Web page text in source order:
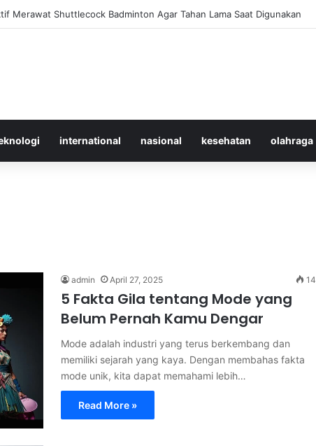
Merawat Shuttlecock Badminton Agar Tahan Lama Saat Digunakan
international nasional kesehatan olahraga
admin April 27, 2025 14
5 Fakta Gila tentang Mode yang
Belum Pernah Kamu Dengar
Mode adalah industri yang terus berkembang dan
memiliki sejarah yang kaya. Dengan membahas fakta
mode unik, kita dapat memahami lebih…
Read More »